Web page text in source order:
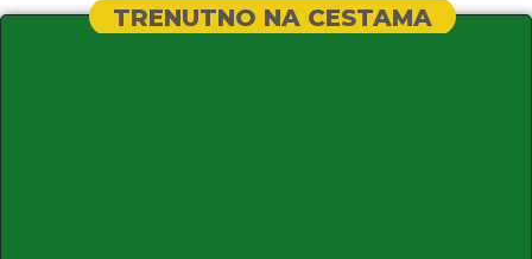
TRENUTNO NA CESTAMA